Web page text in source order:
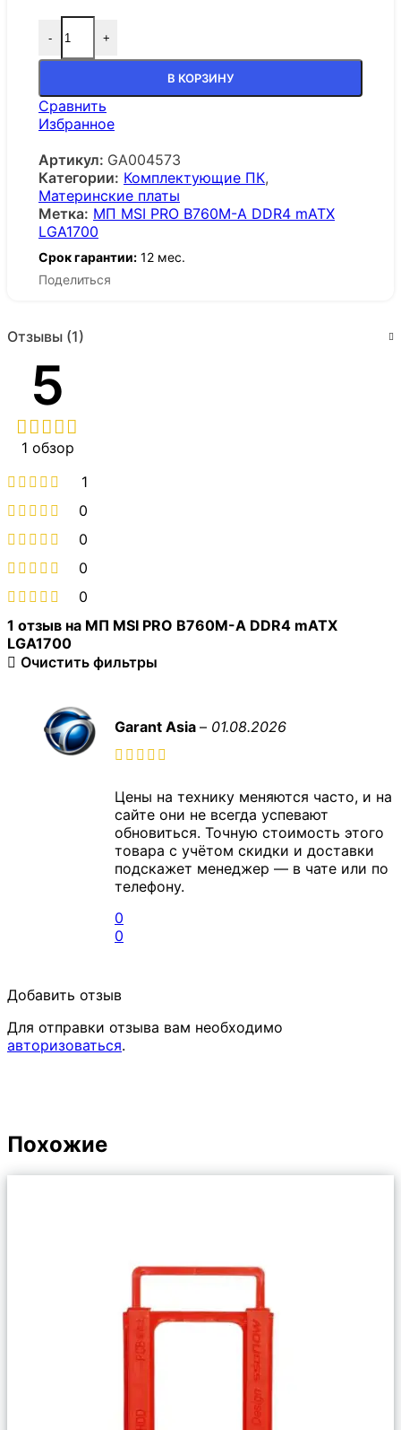
- +
В КОРЗИНУ
Сравнить
Избранное
Артикул: GA004573
Категории: Комплектующие ПК,
Материнские платы
Метка: МП MSI PRO B760M-A DDR4 mATX
LGA1700
Срок гарантии: 12 мес.
Поделиться
Отзывы (1)
5
1 обзор
1
0
0
0
0
1 отзыв на МП MSI PRO B760M-A DDR4 mATX
LGA1700
Очистить фильтры
Garant Asia – 01.08.2026
Цены на технику меняются часто, и на
сайте они не всегда успевают
обновиться. Точную стоимость этого
товара с учётом скидки и доставки
подскажет менеджер — в чате или по
телефону.
0
0
Добавить отзыв
Для отправки отзыва вам необходимо
авторизоваться.
Похожие